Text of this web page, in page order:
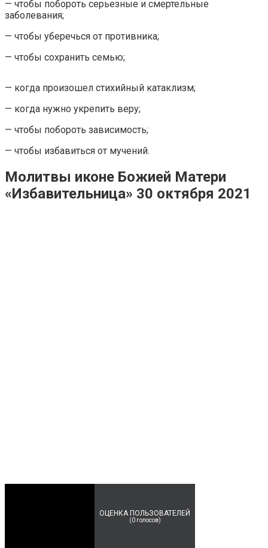
— чтобы побороть серьезные и смертельные
заболевания;
— чтобы уберечься от противника;
— чтобы сохранить семью;
— когда произошел стихийный катаклизм;
— когда нужно укрепить веру;
— чтобы побороть зависимость;
— чтобы избавиться от мучений.
Молитвы иконе Божией Матери
«Избавительница» 30 октября 2021
ОЦЕНКА ПОЛЬЗОВАТЕЛЕЙ
(0голосов)